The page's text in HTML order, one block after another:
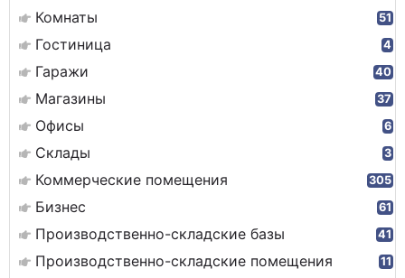
Комнаты 51
Гостиница 4
Гаражи 40
Магазины 37
Офисы 6
Склады 3
Коммерческие помещения 305
Бизнес 61
Производственно-складские базы 41
Производственно-складские помещения 11